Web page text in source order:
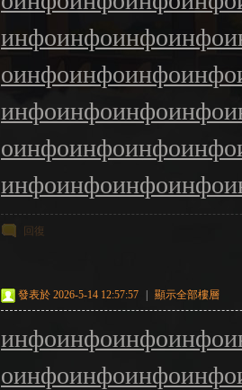
инфоинфоинфоинфо
оинфоинфоинфоинфо
инфоинфоинфоинфо
оинфоинфоинфоинфо
инфоинфоинфоинфо
回復
發表於 2026-5-14 12:57:57 顯示全部樓層
инфоинфоинфоинфо
оинфоинфоинфоинфо